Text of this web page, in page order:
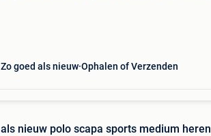
Zo goed als nieuw Ophalen of Verzenden
als nieuw polo scapa sports medium heren